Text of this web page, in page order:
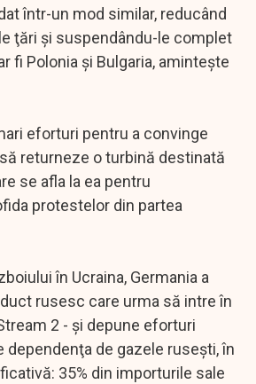
într-un mod similar, reducând
ţări şi suspendându-le complet
fi Polonia şi Bulgaria, aminteşte
eforturi pentru a convinge
returneze o turbină destinată
se afla la ea pentru
protestelor din partea
în Ucraina, Germania a
rusesc care urma să intre în
2 - şi depune eforturi
dependenţa de gazele ruseşti, în
35% din importurile sale